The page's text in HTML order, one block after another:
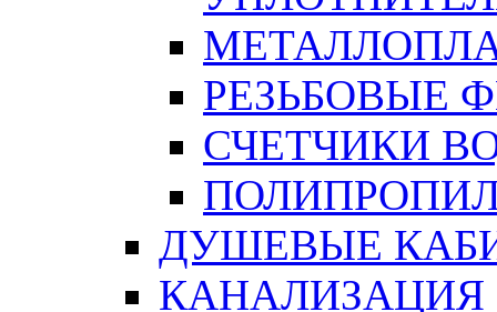
РЕЗЬБОВЫЕ
СЧЕТЧИКИ
ДУШЕВЫЕ
КАНАЛИЗАЦИЯ